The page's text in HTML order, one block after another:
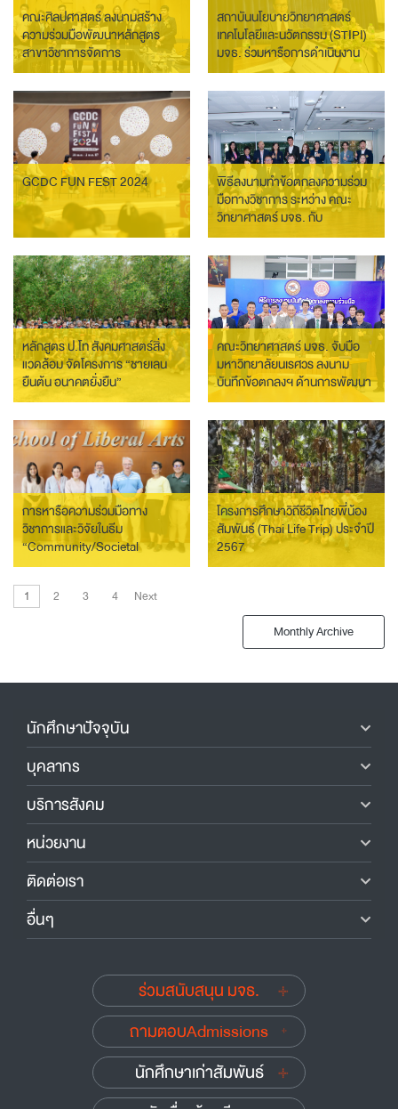
คณะศิลปศาสตร์ ลงนามสร้าง
ความร่วมมือพัฒนาหลักสูตร
สาขาวิชาการจัดการ
อุตสาหกรรมอาหาร (Food
Industry Management) ใน
ระดับปริญญาตรี
สถาบันนโยบายวิทยาศาสตร์
เทคโนโลยีและนวัตกรรม (STIPI)
มจธ. ร่วมหารือการดำเนินงาน
โครงการ “หลักสูตร Research
Management and Capacity
Building” รุ่นที่ 2
GCDC FUN FEST 2024
พิธีลงนามทำข้อตกลงความร่วม
มือทางวิชาการ ระหว่าง คณะ
วิทยาศาสตร์ มจธ. กับ
โรงเรียนสาธิตมหาวิทยาลัย
ราชภัฏกาญจนบุรี โรงเรียน
สารสาสน์วิเทศศึกษา และโรงเรียน
วิสุทธิกษัตรี
หลักสูตร ป.โท สังคมศาสตร์สิ่ง
แวดล้อม จัดโครงการ “ชายเลน
ยืนต้น อนาคตยั่งยืน”
คณะวิทยาศาสตร์ มจธ. จับมือ
มหาวิทยาลัยนเรศวร ลงนาม
บันทึกข้อตกลงฯ ด้านการพัฒนา
นักศึกษาและการวิจัยทางด้าน
ฟิสิกส์
การหารือความร่วมมือทาง
วิชาการและวิจัยในธีม
“Community/Societal
Resilience: Adapting to the
effects of global warming”
โครงการศึกษาวิถีชีวิตไทยพี่น้อง
สัมพันธ์ (Thai Life Trip) ประจำปี
2567
1 2 3 4 Next
Monthly Archive
นักศึกษาปัจจุบัน
บุคลากร
บริการสังคม
หน่วยงาน
ติดต่อเรา
อื่นๆ
ร่วมสนับสนุน มจธ.
ถามตอบAdmissions
นักศึกษาเก่าสัมพันธ์